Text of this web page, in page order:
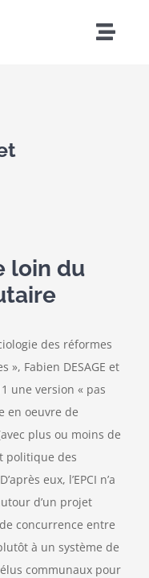
loin du
des réformes
Fabien DESAGE et
une version « pas
en oeuvre de
plus ou moins de
politique des
eux, l’EPCI n’a
d’un projet
concurrence entre
à un système de
communaux pour